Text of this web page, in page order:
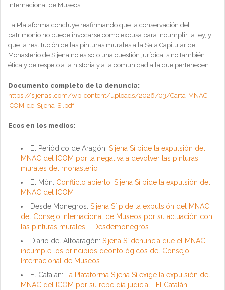
Internacional de Museos.
La Plataforma concluye reafirmando que la conservación del
patrimonio no puede invocarse como excusa para incumplir la ley, y
que la restitución de las pinturas murales a la Sala Capitular del
Monasterio de Sijena no es solo una cuestión jurídica, sino también
ética y de respeto a la historia y a la comunidad a la que pertenecen.
Documento completo de la denuncia:
https://sijenasi.com/wp-content/uploads/2026/03/Carta-MNAC-
ICOM-de-Sijena-Si.pdf
Ecos en los medios:
El Periódico de Aragón: Sijena Sí pide la expulsión del
MNAC del ICOM por la negativa a devolver las pinturas
murales del monasterio
El Món: Conflicto abierto: Sijena Sí pide la expulsión del
MNAC del ICOM
Desde Monegros: Sijena Sí pide la expulsión del MNAC
del Consejo Internacional de Museos por su actuación con
las pinturas murales – Desdemonegros
Diario del Altoaragón: Sijena Sí denuncia que el MNAC
incumple los principios deontológicos del Consejo
Internacional de Museos
El Catalán:
La Plataforma Sijena Sí exige la expulsión del
MNAC del ICOM por su rebeldía judicial | El Catalán